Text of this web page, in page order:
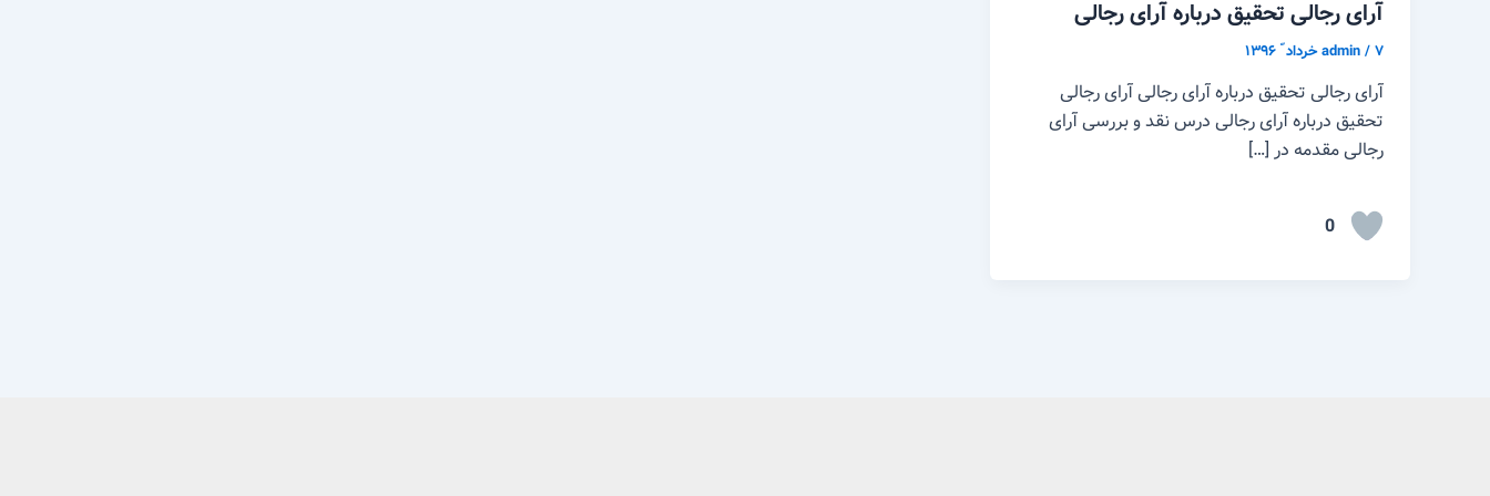
آرای رجالی تحقیق درباره آرای رجالی
admin/۷ خرداد ّ ۱۳۹۶
آرای رجالی تحقیق درباره آرای رجالی آرای رجالی
تحقیق درباره آرای رجالی درس نقد و بررسی آرای
رجالی مقدمه در […]
0